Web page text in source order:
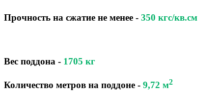
Прочность на сжатие не менее - 350 кгс/кв.см
Вес поддона - 1705 кг
Количество метров на поддоне - 9,72 м2